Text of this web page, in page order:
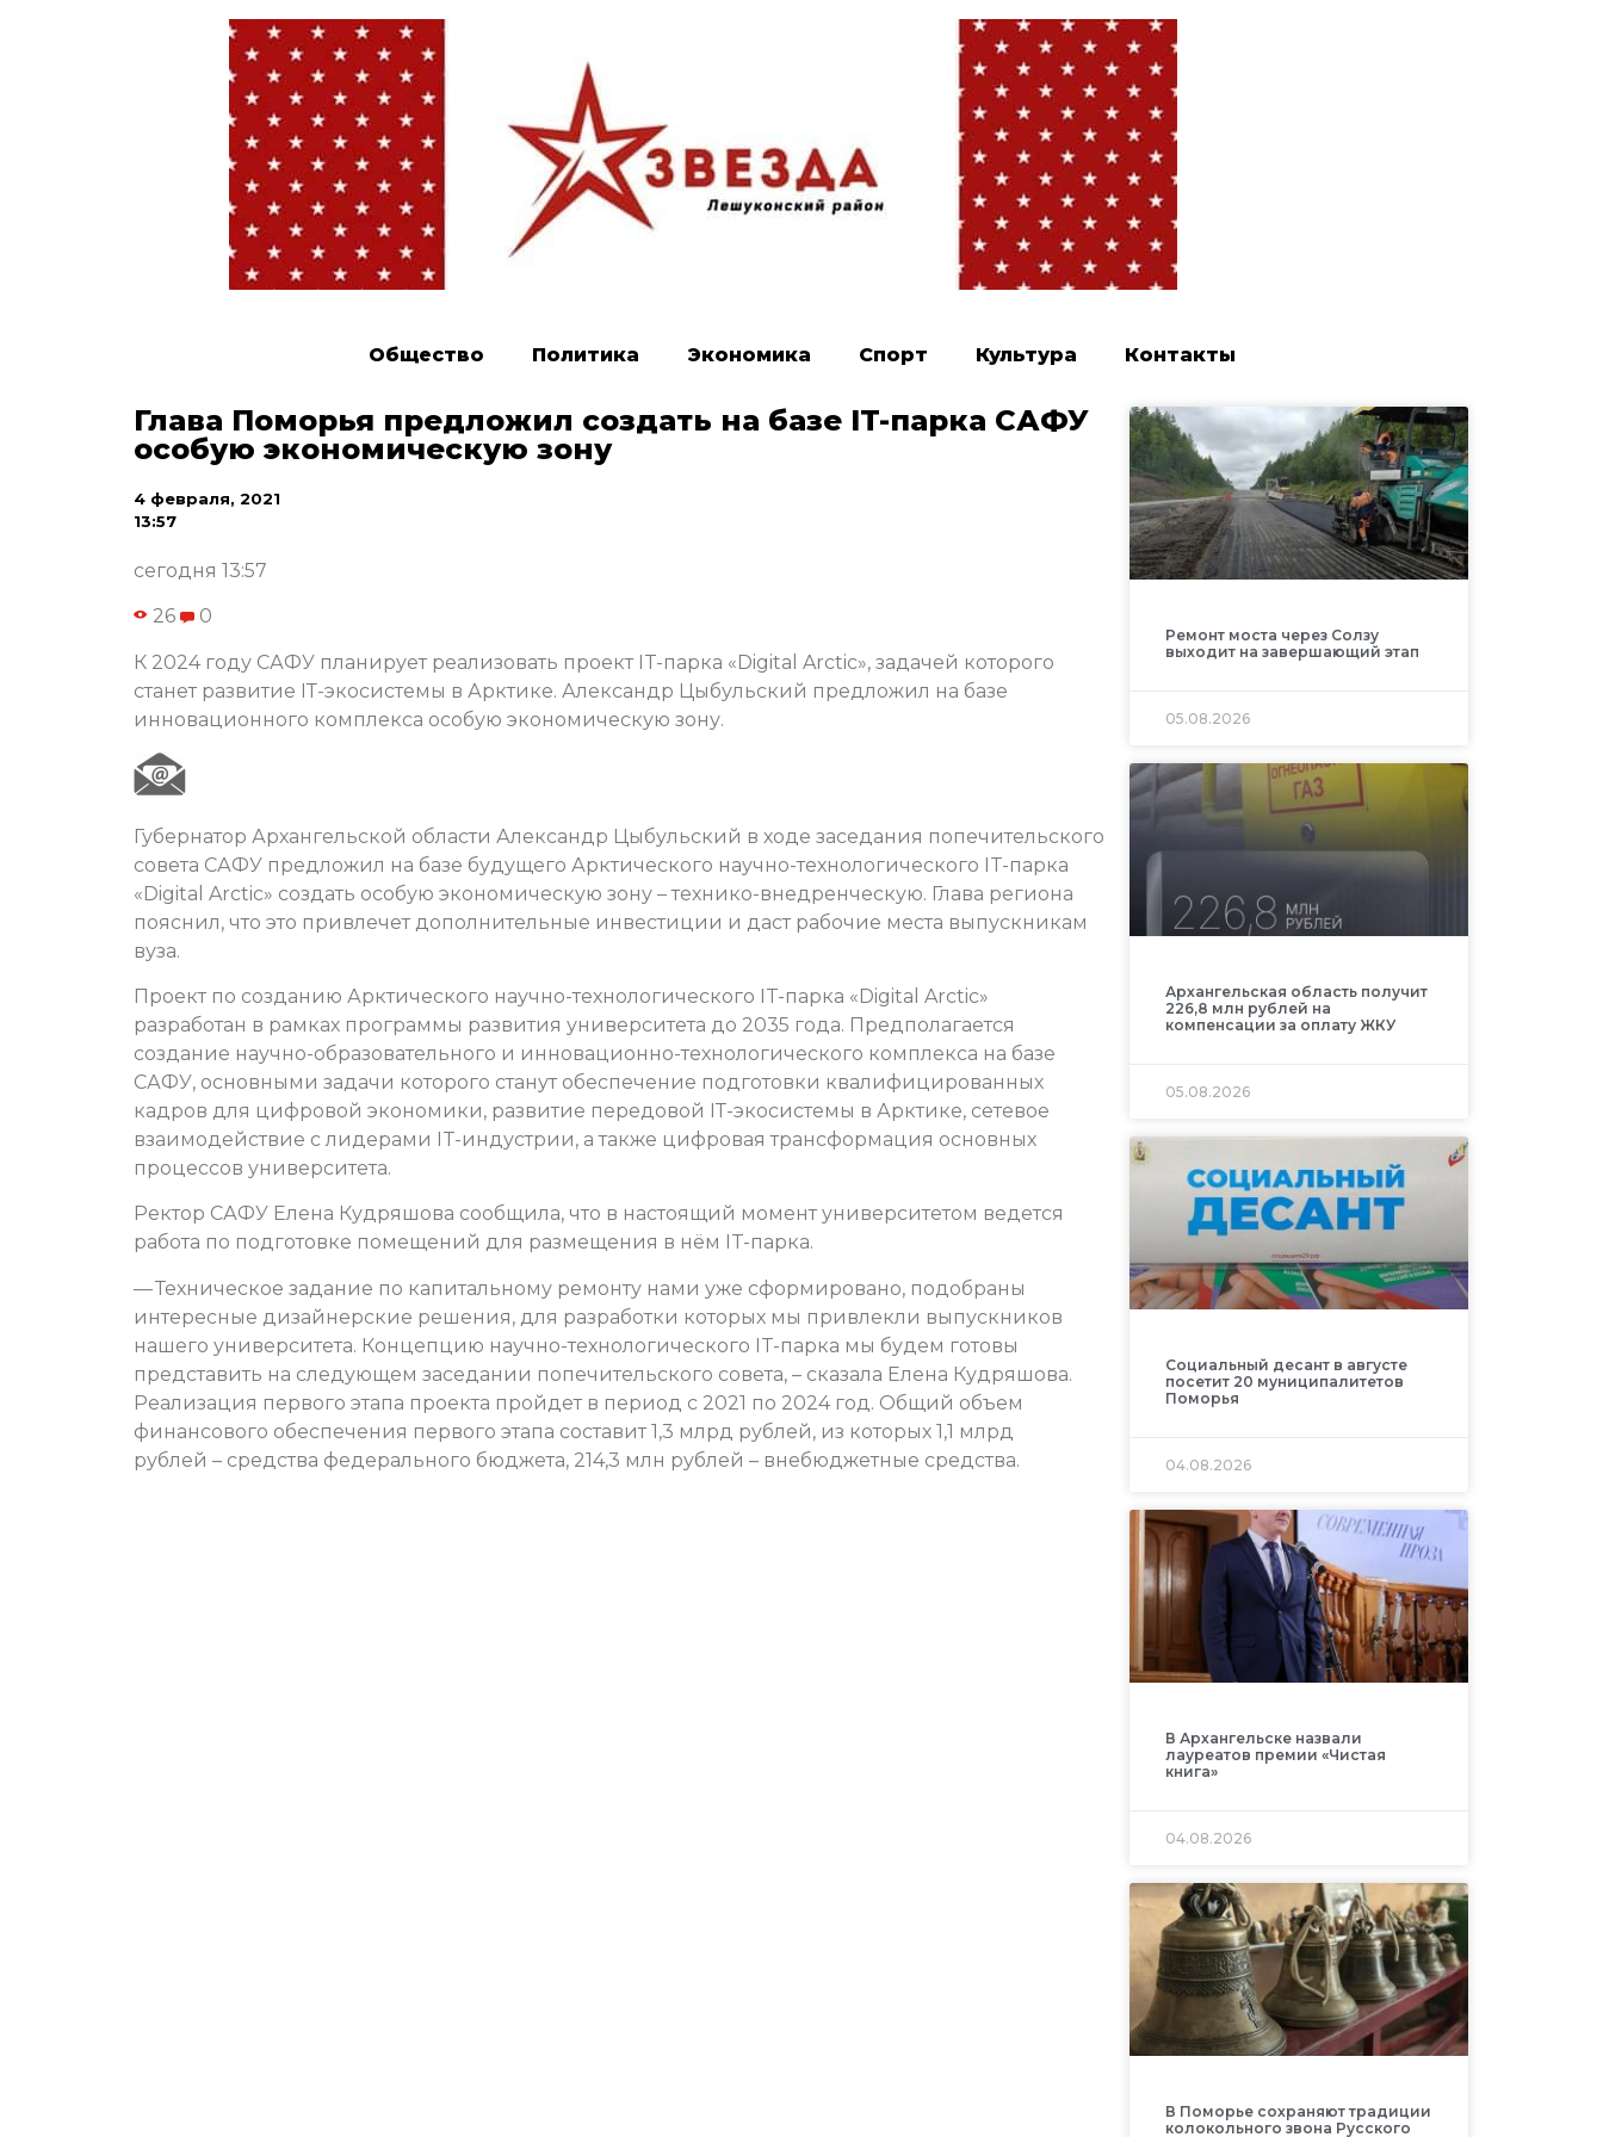
Общество Политика Экономика Спорт Культура Контакты
Глава Поморья предложил создать на базе IT-парка САФУ
особую экономическую зону
4 февраля, 2021
13:57
сегодня 13:57
26 0
К 2024 году САФУ планирует реализовать проект IT-парка «Digital Arctic», задачей которого
станет развитие IТ-экосистемы в Арктике. Александр Цыбульский предложил на базе
инновационного комплекса особую экономическую зону.
Губернатор Архангельской области Александр Цыбульский в ходе заседания попечительского
совета САФУ предложил на базе будущего Арктического научно-технологического IT-парка
«Digital Arctic» создать особую экономическую зону – технико-внедренческую. Глава региона
пояснил, что это привлечет дополнительные инвестиции и даст рабочие места выпускникам
вуза.
Проект по созданию Арктического научно-технологического IT-парка «Digital Arctic»
разработан в рамках программы развития университета до 2035 года. Предполагается
создание научно-образовательного и инновационно-технологического комплекса на базе
САФУ, основными задачи которого станут обеспечение подготовки квалифицированных
кадров для цифровой экономики, развитие передовой IТ-экосистемы в Арктике, сетевое
взаимодействие с лидерами IT-индустрии, а также цифровая трансформация основных
процессов университета.
Ректор САФУ Елена Кудряшова сообщила, что в настоящий момент университетом ведется
работа по подготовке помещений для размещения в нём IT-парка.
— Техническое задание по капитальному ремонту нами уже сформировано, подобраны
интересные дизайнерские решения, для разработки которых мы привлекли выпускников
нашего университета. Концепцию научно-технологического IT-парка мы будем готовы
представить на следующем заседании попечительского совета, – сказала Елена Кудряшова.
Реализация первого этапа проекта пройдет в период с 2021 по 2024 год. Общий объем
финансового обеспечения первого этапа составит 1,3 млрд рублей, из которых 1,1 млрд
рублей – средства федерального бюджета, 214,3 млн рублей – внебюджетные средства.
Ремонт моста через Солзу
выходит на завершающий этап
05.08.2026
Архангельская область получит
226,8 млн рублей на
компенсации за оплату ЖКУ
05.08.2026
Социальный десант в августе
посетит 20 муниципалитетов
Поморья
04.08.2026
В Архангельске назвали
лауреатов премии «Чистая
книга»
04.08.2026
В Поморье сохраняют традиции
колокольного звона Русского